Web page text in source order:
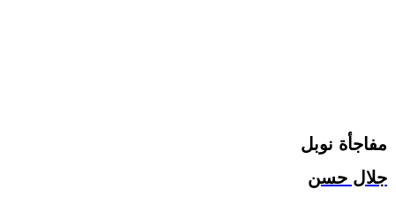
مفاجأة نوبل
جلال حسن